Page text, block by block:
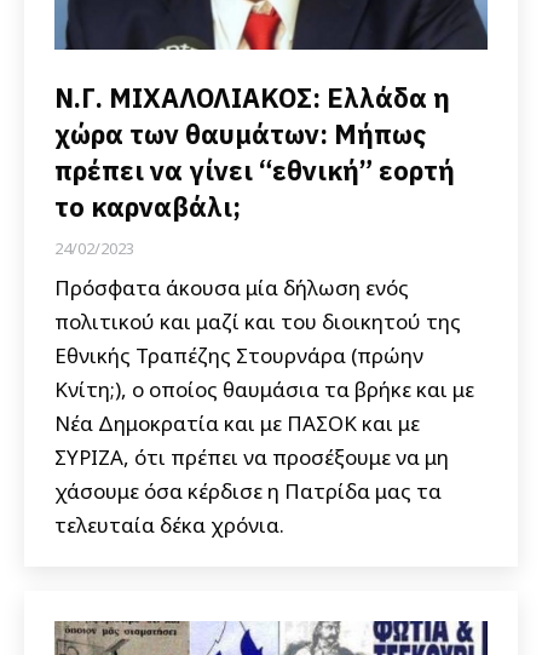
Ν.Γ. ΜΙΧΑΛΟΛΙΑΚΟΣ: Ελλάδα η
χώρα των θαυμάτων: Μήπως
πρέπει να γίνει “εθνική” εορτή
το καρναβάλι;
24/02/2023
Πρόσφατα άκουσα μία δήλωση ενός
πολιτικού και μαζί και του διοικητού της
Εθνικής Τραπέζης Στουρνάρα (πρώην
Κνίτη;), ο οποίος θαυμάσια τα βρήκε και με
Νέα Δημοκρατία και με ΠΑΣΟΚ και με
ΣΥΡΙΖΑ, ότι πρέπει να προσέξουμε να μη
χάσουμε όσα κέρδισε η Πατρίδα μας τα
τελευταία δέκα χρόνια.